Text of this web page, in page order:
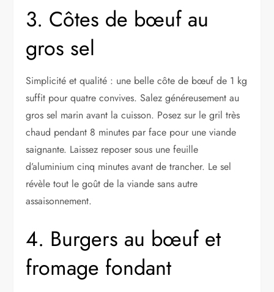
3. Côtes de bœuf au
gros sel
Simplicité et qualité : une belle côte de bœuf de 1 kg
suffit pour quatre convives. Salez généreusement au
gros sel marin avant la cuisson. Posez sur le gril très
chaud pendant 8 minutes par face pour une viande
saignante. Laissez reposer sous une feuille
d’aluminium cinq minutes avant de trancher. Le sel
révèle tout le goût de la viande sans autre
assaisonnement.
4. Burgers au bœuf et
fromage fondant